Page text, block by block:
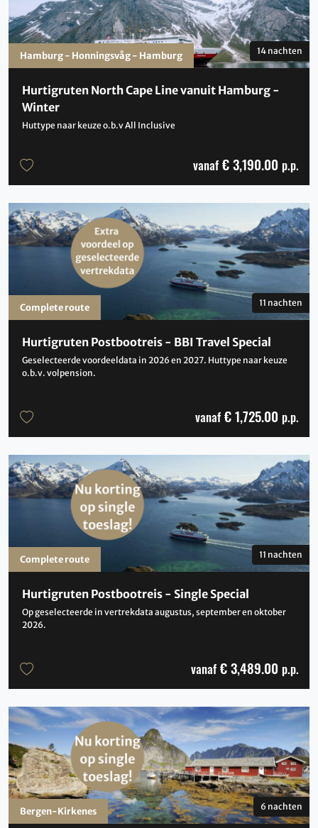
Hurtigruten North Cape Line vanuit Hamburg -
Winter
Huttype naar keuze o.b.v All Inclusive
14 nachten
vanaf € 3,190.00 p.p.
Hamburg - Honningsvåg - Hamburg
Hurtigruten Postbootreis - BBI Travel Special
Geselecteerde voordeeldata in 2026 en 2027. Huttype naar keuze
o.b.v. volpension.
11 nachten
vanaf € 1,725.00 p.p.
Complete route
Hurtigruten Postbootreis - Single Special
Op geselecteerde in vertrekdata augustus, september en oktober
2026.
11 nachten
vanaf € 3,489.00 p.p.
Complete route
6 nachten
Bergen-Kirkenes